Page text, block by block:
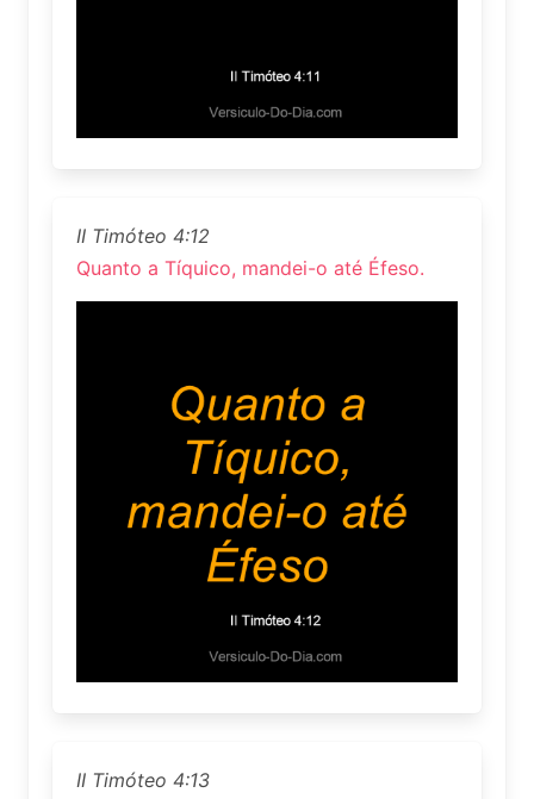
II Timóteo 4:12
Quanto a Tíquico, mandei-o até Éfeso.
II Timóteo 4:13